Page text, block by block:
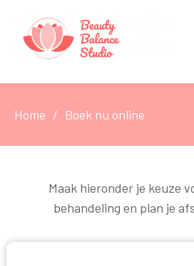
Home Boek nu online
Maak hieronder je keuze
behandeling en plan je